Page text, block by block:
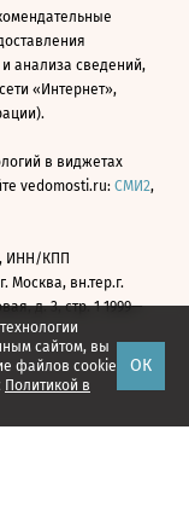
сайтом, вы
файлов cookie
Политикой в
ОК
анализа сведений,
«Интернет»,
в виджетах
vedomosti.ru: СМИ2,
ИНН/КПП
Москва, вн.тер.г.
д. 3, стр. 1 1999—